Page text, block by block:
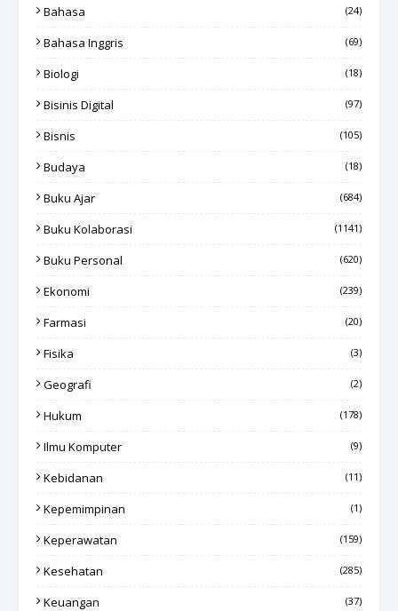
Bahasa (24)
Bahasa Inggris (69)
Biologi (18)
Bisinis Digital (97)
Bisnis (105)
Budaya (18)
Buku Ajar (684)
Buku Kolaborasi (1141)
Buku Personal (620)
Ekonomi (239)
Farmasi (20)
Fisika (3)
Geografi (2)
Hukum (178)
Ilmu Komputer (9)
Kebidanan (11)
Kepemimpinan (1)
Keperawatan (159)
Kesehatan (285)
Keuangan (37)